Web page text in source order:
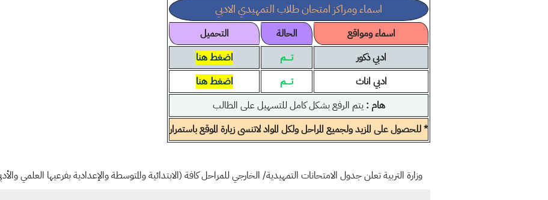
اسماء ومراكز امتحان طلاب التمهيدي الادبي
اسماء ومواقع الحالة
التحميل
ادبي ذكور
تــــم
اضغط هنا
ادبي اناث
تــــم
اضغط هنا
هام :يتم الرفع بشكل كامل للتسهيل على الطالب
* للحصول على المزيد ولجميع المراحل ولكل الموادلاتنسى زيارة الموقع باستمرار
وزارة التربية تعلن جدول الامتحانات التمهيدية/ الخارجي للمراحل كافة (الابتدائية والمتوسطة والإعدادية بفرعيها العلمي